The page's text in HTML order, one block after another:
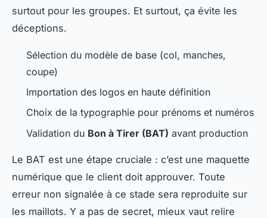
surtout pour les groupes. Et surtout, ça évite les
déceptions.
Sélection du modèle de base (col, manches,
coupe)
Importation des logos en haute définition
Choix de la typographie pour prénoms et numéros
Validation du Bon à Tirer (BAT) avant production
Le BAT est une étape cruciale : c’est une maquette
numérique que le client doit approuver. Toute
erreur non signalée à ce stade sera reproduite sur
les maillots. Y a pas de secret, mieux vaut relire